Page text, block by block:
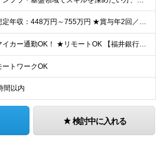
★想定年収：448万円～755万円 ★賞与年2回／前年度実績：4ヶ月分 月給28万～47万2000円＋賞与年2回＋各種手当 ※経験・能力を考慮の上、決定いたします。 ※残業手当は残業時間に応じて別
★マイカー通勤OK！ ★リモートOK 【福井銀行 本店ビル】 福井県福井市順化1-1-1 福井駅前通りの大名町交差点目の前に「人や時間を紡ぐ」事をコンセプトに新たに本店ビルを構えております。 ※
ートワークOK
間以内
検討中に入れる